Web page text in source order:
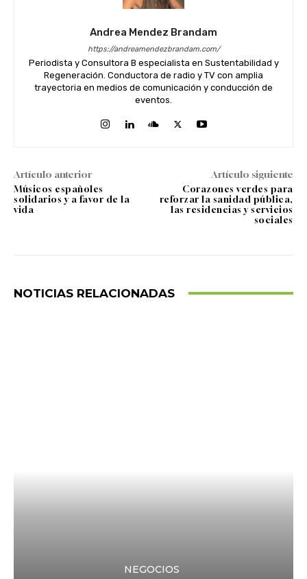
Andrea Mendez Brandam
https://andreamendezbrandam.com/
Periodista y Consultora B especialista en Sustentabilidad y
Regeneración. Conductora de radio y TV con amplia
trayectoria en medios de comunicación y conducción de
eventos.
Artículo anterior
Músicos españoles
solidarios y a favor de la
vida
Artículo siguiente
Corazones verdes para
reforzar la sanidad pública,
las residencias y servicios
sociales
NOTICIAS RELACIONADAS
NEGOCIOS